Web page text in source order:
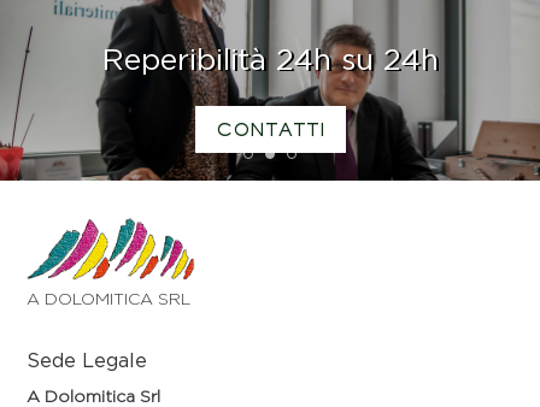
1 2 3
Reperibilità 24h su 24h
CONTATTI
A DOLOMITICA SRL
Sede Legale
A Dolomitica Srl